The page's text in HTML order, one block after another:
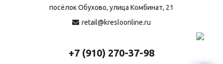
посёлок Обухово, улица Комбинат, 21
retail@kresloonline.ru
+7 (910) 270-37-98